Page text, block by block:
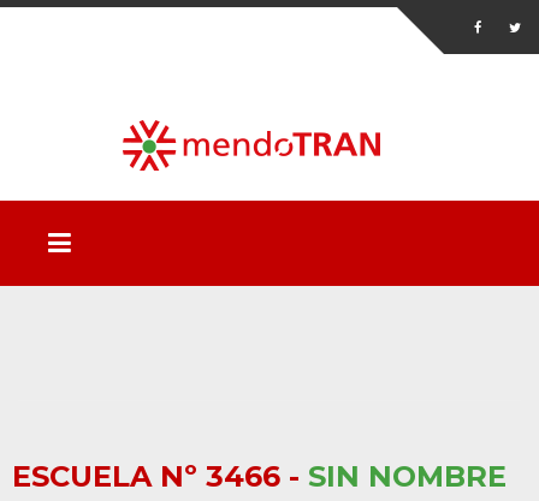
ESCUELA Nº 3466 - SIN NOMBRE